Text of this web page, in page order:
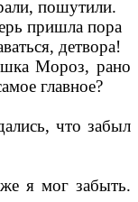
пора
Мороз, рано
главное?
что забыл
мог забыть.